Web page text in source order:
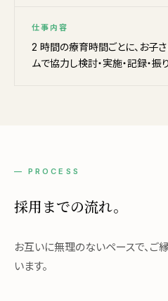
仕事内容
2 時間の療育時間ごとに、お子
ムで協力し検討・実施・記録・振
— PROCESS
採用までの流れ。
お互いに無理のないペースで、ご
います。